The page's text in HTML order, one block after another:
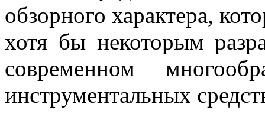
обзорного характера,
хотя бы некоторым
современном
инструментальных